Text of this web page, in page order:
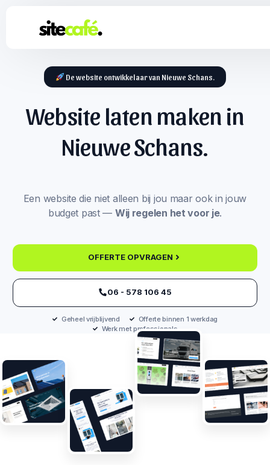
De website ontwikkelaar van Nieuwe Schans.
Website laten maken in
Nieuwe Schans.
Een website die niet alleen bij jou maar ook in jouw
budget past — Wij regelen het voor je.
OFFERTE OPVRAGEN
‪06 - 578 106 45‬
Geheel vrijblijvend
Offerte binnen 1 werkdag
Werk met professionals